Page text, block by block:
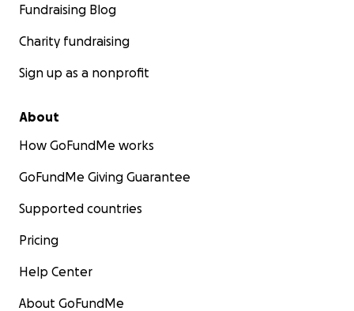
Fundraising Blog
Charity fundraising
Sign up as a nonprofit
About
How GoFundMe works
GoFundMe Giving Guarantee
Supported countries
Pricing
Help Center
About GoFundMe